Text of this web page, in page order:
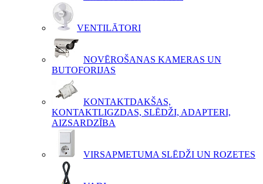
VENTILĀTORI
NOVĒROŠANAS KAMERAS UN
BUTOFORIJAS
KONTAKTDAKŠAS,
KONTAKTLIGZDAS, SLĒDŽI, ADAPTERI,
AIZSARDZĪBA
VIRSAPMETUMA SLĒDŽI UN ROZETES